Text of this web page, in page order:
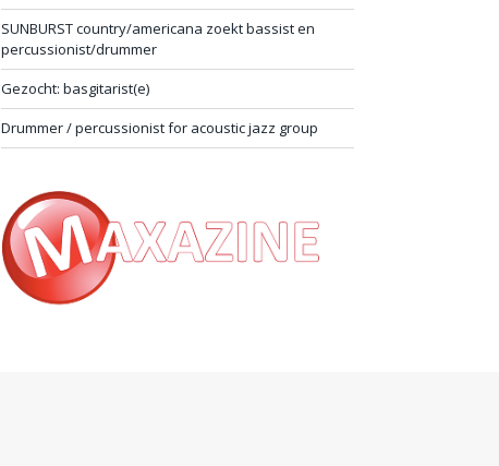
SUNBURST country/americana zoekt bassist en
percussionist/drummer
Gezocht: basgitarist(e)
Drummer / percussionist for acoustic jazz group